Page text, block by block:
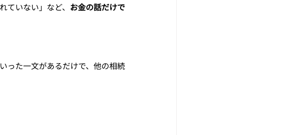
いない」など、 お金の話だけで
った一文があるだけで、他の相続